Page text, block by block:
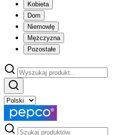
Kobieta
Dom
Niemowlę
Mężczyzna
Pozostałe